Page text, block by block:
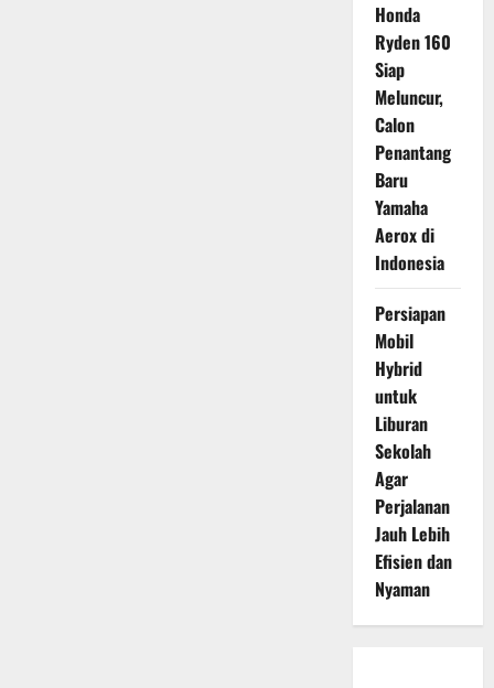
Honda
Ryden 160
Siap
Meluncur,
Calon
Penantang
Baru
Yamaha
Aerox di
Indonesia
Persiapan
Mobil
Hybrid
untuk
Liburan
Sekolah
Agar
Perjalanan
Jauh Lebih
Efisien dan
Nyaman